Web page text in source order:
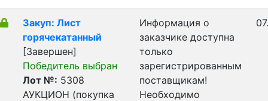
Закуп: Лист
горячекатанный
[Завершен]
Победитель выбран
Лот №: 5308
АУКЦИОН (покупка
Информация о
заказчике доступна
только
зарегистрированным
поставщикам!
Необходимо